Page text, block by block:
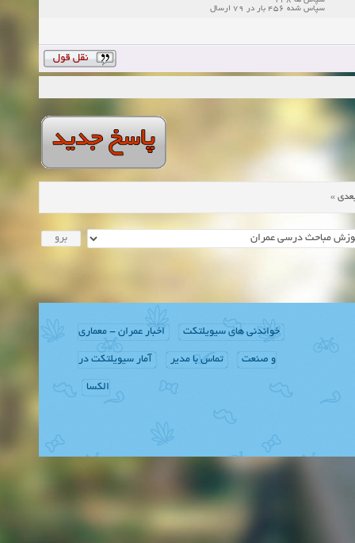
سپاس شده 456 بار در 79 ارسال
»
خواندنی های سیویلتکت اخبار عمران - معماری
و صنعت تماس با مدیر آمار سیویلتکت در
الکسا